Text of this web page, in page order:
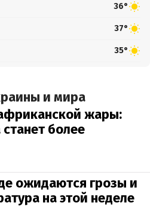
36°
37°
35°
и мира
жары:
более
ожидаются грозы и
на этой неделе